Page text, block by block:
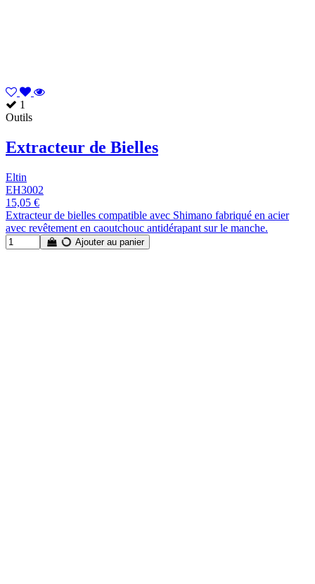
1
Outils
Extracteur de Bielles
Eltin
EH3002
15,05 €
Extracteur de bielles compatible avec Shimano fabriqué en acier
avec revêtement en caoutchouc antidérapant sur le manche.
Ajouter au panier